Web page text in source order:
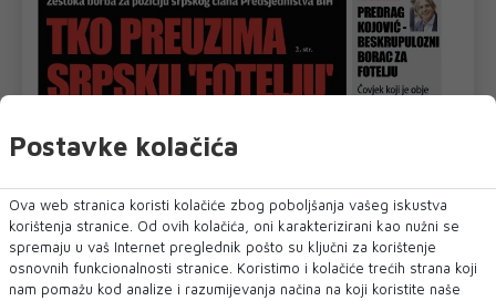
Postavke kolačića
Ova web stranica koristi kolačiće zbog poboljšanja vašeg iskustva
korištenja stranice. Od ovih kolačića, oni karakterizirani kao nužni se
spremaju u vaš Internet preglednik pošto su ključni za korištenje
osnovnih funkcionalnosti stranice. Koristimo i kolačiće trećih strana koji
nam pomažu kod analize i razumijevanja načina na koji koristite naše